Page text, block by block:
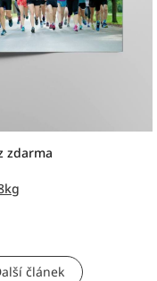
zdarma
článek